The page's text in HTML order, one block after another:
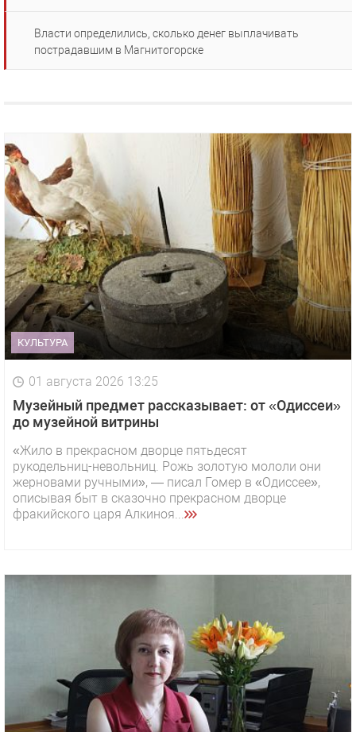
Власти определились, сколько денег выплачивать
пострадавшим в Магнитогорске
КУЛЬТУРА
01 августа 2026 13:25
Музейный предмет рассказывает: от «Одиссеи»
до музейной витрины
«Жило в прекрасном дворце пятьдесят
рукодельниц-невольниц. Рожь золотую мололи они
жерновами ручными», — писал Гомер в «Одиссее»,
описывая быт в сказочно прекрасном дворце
фракийского царя Алкиноя...